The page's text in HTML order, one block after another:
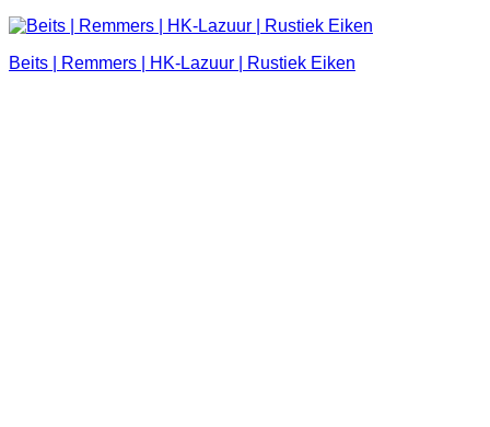
Beits | Remmers | HK-Lazuur | Rustiek Eiken